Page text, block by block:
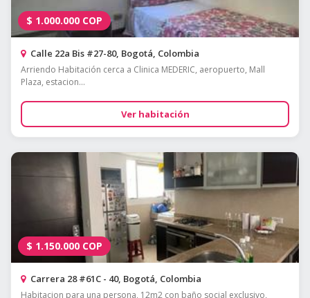
$ 1.000.000 COP
Calle 22a Bis #27-80, Bogotá, Colombia
Arriendo Habitación cerca a Clinica MEDERIC, aeropuerto, Mall
Plaza, estacion...
Ver habitación
$ 1.150.000 COP
Carrera 28 #61C - 40, Bogotá, Colombia
Habitacion para una persona, 12m2 con baño social exclusivo,